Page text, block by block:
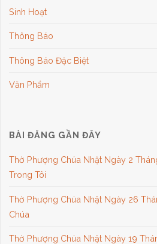
Sinh Hoạt
Thông Báo
Thông Báo Đặc Biệt
Văn Phẩm
BÀI ĐĂNG GẦN ĐÂY
Thờ Phượng Chúa Nhật Ngày 2
Trong Tôi
Thờ Phượng Chúa Nhật Ngày 26
Chúa
Thờ Phượng Chúa Nhật Ngày 19